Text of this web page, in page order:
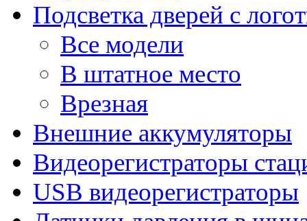
Подсветка дверей с
Все модели
В штатное место
Врезная
Внешние аккумуляторы
Видеорегистраторы
USB видеорегистраторы